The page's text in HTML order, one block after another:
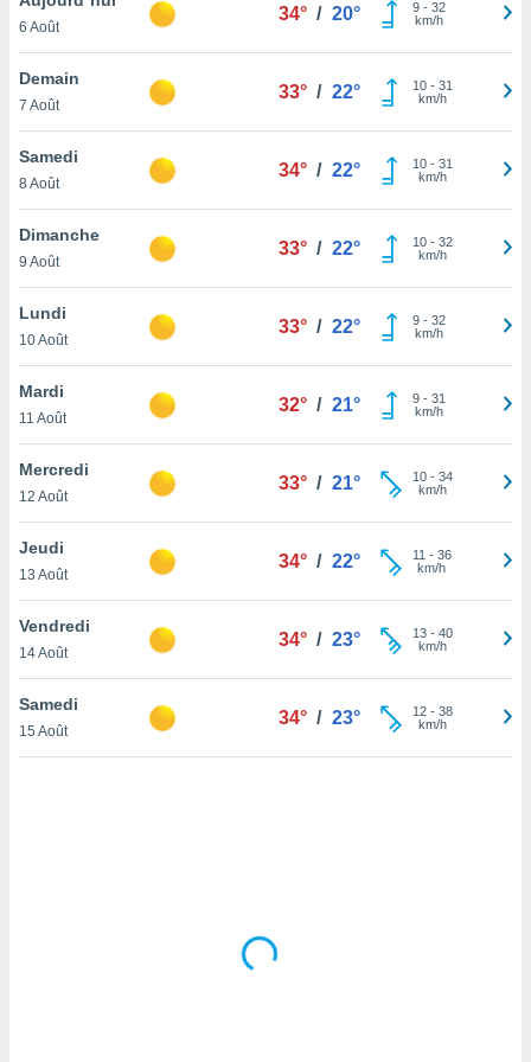
et
»,
au
vous
qu'ils
ou
le
ainsi
un
la
du
en
de
6 Août
34° / 20° 9- 32
km/h
Demain
7 Août
33° / 22° 10- 31
km/h
Samedi
8 Août
34° / 22° 10- 31
km/h
Dimanche
9 Août
33° / 22° 10- 32
km/h
Lundi
10 Août
33° / 22° 9- 32
km/h
Mardi
11 Août
32° / 21° 9- 31
km/h
Mercredi
12 Août
33° / 21° 10- 34
km/h
Jeudi
13 Août
34° / 22° 11 - 36
km/h
Vendredi
14 Août
34° / 23° 13- 40
km/h
Samedi
15 Août
34° / 23° 12- 38
km/h